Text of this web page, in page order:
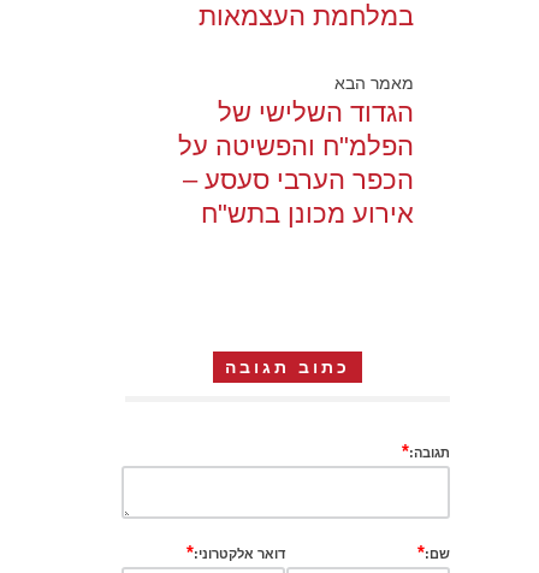
במלחמת העצמאות
מאמר הבא
הגדוד השלישי של
הפלמ"ח והפשיטה על
הכפר הערבי סעסע –
אירוע מכונן בתש"ח
כתוב תגובה
תגובה:*
שם:* דואר אלקטרוני:*